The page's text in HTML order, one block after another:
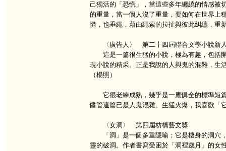
己獨活的「恐慌」，當這些多年纏繞的情感被
的重量，當一個人沒了重量，要如何在世界
憐，也垂繩，藉由繩索的拉扯與彼此糾纏，重
〈廣告人〉 第二十四屆聯合文學小說新
這是一篇很生猛的小說，極為有趣，包括
現小說的精采。正是我說的人與鬼的混雜，生
（楊照）
它很老練成熟，幾乎是一應俱全的標準短
儘管這篇已是人鬼混雜、生猛火爆，我喜歡「
〈女洞〉 第四屆枋橋藝文獎
「洞」是一個多重隱喻；它是棲身的洞穴
靈的破洞。作者書寫受困於「洞裡歲月」的女